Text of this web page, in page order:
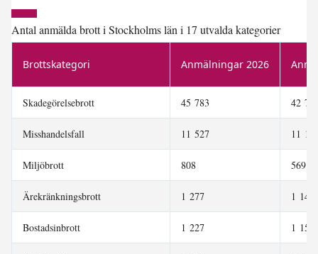
Antal anmälda brott i Stockholms län i 17 utvalda kategorier
Brottskategori Anmälningar 2026
Skadegörelsebrott 45 783 42
Misshandelsfall 11 527 11
Miljöbrott 808 569
Ärekränkningsbrott 1 277 1 148
Bostadsinbrott 1 227 1 154